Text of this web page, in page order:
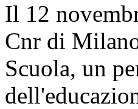
Il 12
Cnr di
Scuola, un